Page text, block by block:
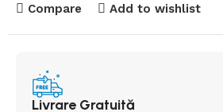
Compare Add to wishlist
Livrare Gratuită